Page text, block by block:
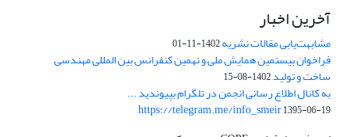
آخرین اخبار
مشابهت‌یابی مقالات نشریه1402-11-01
فراخوان بیستمین همایش ملی و نهمین کنفرانس بین المللی مهندسی
ساخت و تولید1402-08-15
به کانال اطلاع رسانی انجمن در تلگرام بپیوندید ...
https://telegram.me/info_smeir1395-06-19